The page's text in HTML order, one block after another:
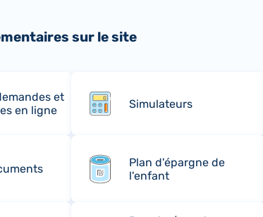
sur le site
et
en ligne
Simulateurs
Plan d'épargne de
l'enfant